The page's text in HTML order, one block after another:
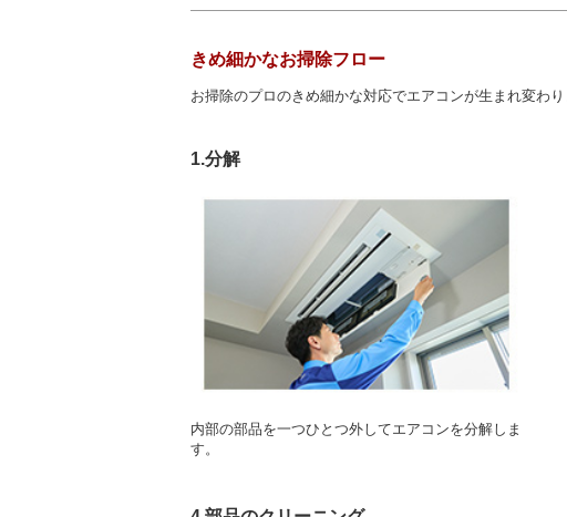
きめ細かなお掃除フロー
お掃除のプロのきめ細かな対応でエアコンが生まれ変わり
1.分解
内部の部品を一つひとつ外してエアコンを分解しま
す。